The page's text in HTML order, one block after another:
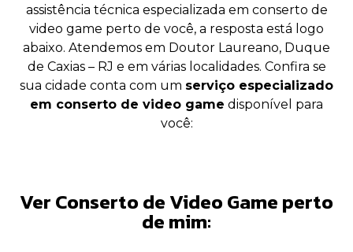
assistência técnica especializada em conserto de
video game perto de você, a resposta está logo
abaixo. Atendemos em Doutor Laureano, Duque
de Caxias – RJ e em várias localidades. Confira se
sua cidade conta com um serviço especializado
em conserto de video game disponível para
você:
Ver Conserto de Video Game perto
de mim: